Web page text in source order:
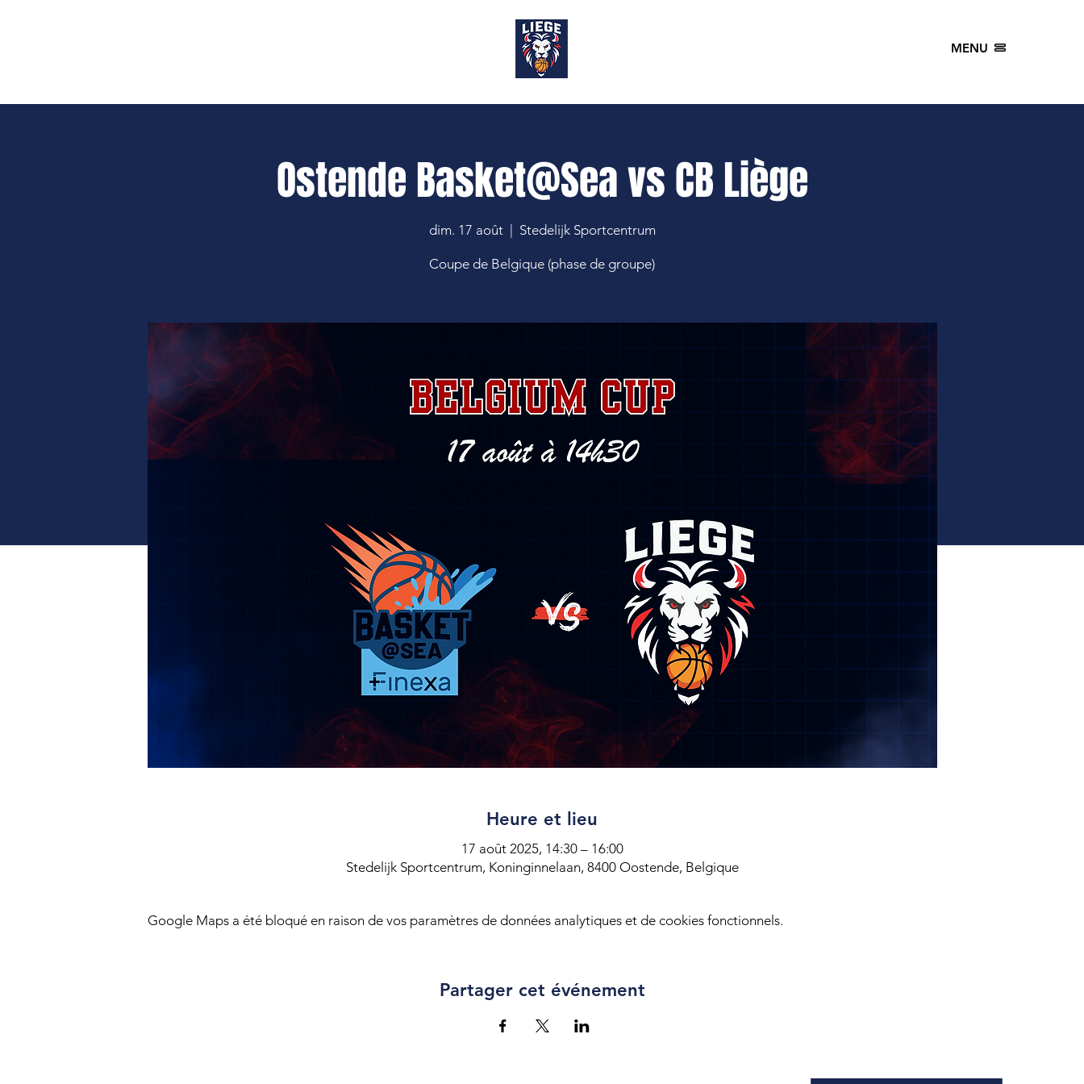
MENU
Ostende Basket@Sea vs CB Liège
dim. 17 août
  |
Stedelijk Sportcentrum
Coupe de Belgique (phase de groupe)
Heure et lieu
17 août 2025, 14:30 – 16:00
Stedelijk Sportcentrum, Koninginnelaan, 8400 Oostende, Belgique
Google Maps a été bloqué en raison de vos paramètres de données analytiques et de cookies fonctionnels.
Partager cet événement